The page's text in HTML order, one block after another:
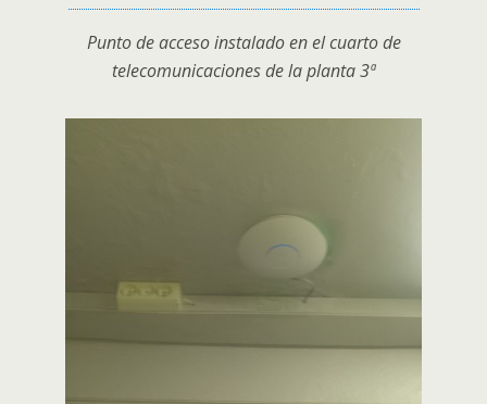
Punto de acceso instalado en el cuarto de
telecomunicaciones de la planta 3ª